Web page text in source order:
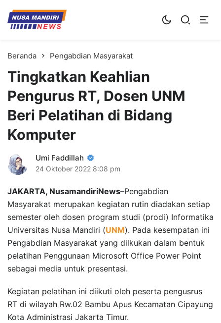
Kampus Digital Bisnis
Universitas Nusa Mandiri
Beranda Pengabdian Masyarakat
Tingkatkan Keahlian
Pengurus RT, Dosen UNM
Beri Pelatihan di Bidang
Komputer
Umi Faddillah
24 Oktober 2022 8:08 pm
JAKARTA, NusamandiriNews–Pengabdian
Masyarakat merupakan kegiatan rutin diadakan setiap
semester oleh dosen program studi (prodi) Informatika
Universitas Nusa Mandiri (UNM). Pada kesempatan ini
Pengabdian Masyarakat yang dilkukan dalam bentuk
pelatihan Penggunaan Microsoft Office Power Point
sebagai media untuk presentasi.
Kegiatan pelatihan ini diikuti oleh peserta pengusrus
RT di wilayah Rw.02 Bambu Apus Kecamatan Cipayung
Kota Administrasi Jakarta Timur.